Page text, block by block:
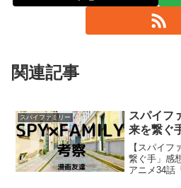
関連記事
スパイファミリー
スパイフ
来を繋ぐ
【スパイフ
繋ぐ手」感
アニメ34話